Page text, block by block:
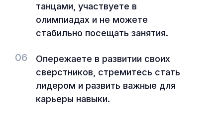
танцами, участвуете в
олимпиадах и не можете
стабильно посещать занятия.
06
Опережаете в развитии своих
сверстников, стремитесь стать
лидером и развить важные для
карьеры навыки.